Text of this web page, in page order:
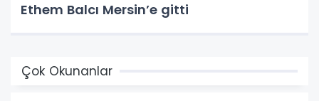
Ethem Balcı Mersin’e gitti
Çok Okunanlar